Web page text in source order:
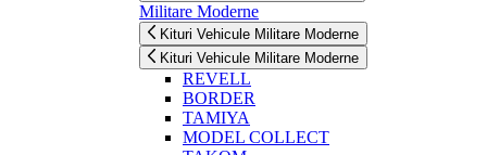
Militare Moderne
Kituri Vehicule Militare Moderne
Kituri Vehicule Militare Moderne
REVELL
BORDER
TAMIYA
MODEL COLLECT